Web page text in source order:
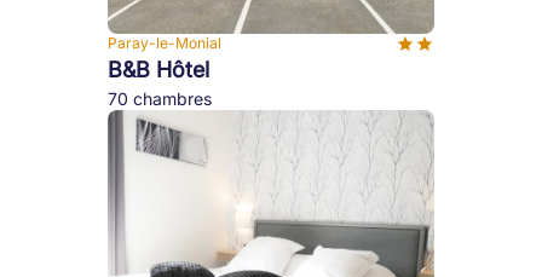
Paray-le-Monial
B&B Hôtel
70 chambres